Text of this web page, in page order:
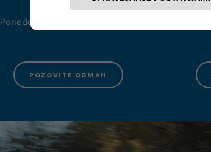
Ponedeljak - petak ​08:00 - 18:00
POZOVITE ODMAH